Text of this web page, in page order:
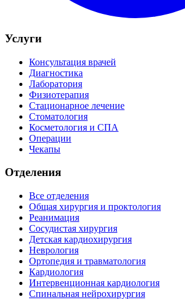
Услуги
Консультация врачей
Диагностика
Лаборатория
Физиотерапия
Стационарное лечение
Стоматология
Косметология и СПА
Операции
Чекапы
Отделения
Все отделения
Общая хирургия и проктология
Реанимация
Сосудистая хирургия
Детская кардиохирургия
Неврология
Ортопедия и травматология
Кардиология
Интервенционная кардиология
Спинальная нейрохирургия